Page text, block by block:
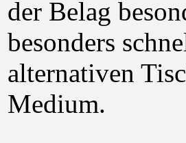
der Belag
besonders
alternativen
Medium.